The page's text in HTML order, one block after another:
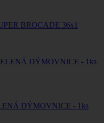
BROCADE 36x1
DÝMOVNICE - 1ks